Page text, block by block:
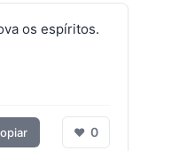
os espíritos.
❤ 0